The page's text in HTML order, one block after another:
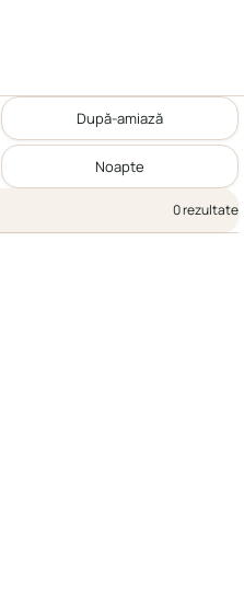
După-amiază
Noapte
0 rezultate